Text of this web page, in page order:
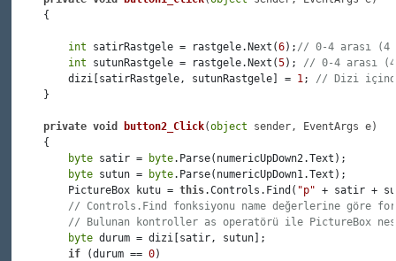
     {
int satirRastgele = rastgele.Next(6); // 0-4 arası (4
int sutunRastgele = rastgele.Next(5); // 0-4 arası
         dizi[satirRastgele, sutunRastgele] =
1 ; // Dizi
     }
private void button2_Click(object sender, EventArgs e)
     {
byte satir = byte.Parse(numericUpDown2.Text);
byte sutun = byte.Parse(numericUpDown1.Text);
         PictureBox kutu =
this.Controls.Find( "p" + satir +
// Controls.Find fonksiyonu name değerlerine göre
// Bulunan kontroller as operatörü ile PictureBox
byte durum = dizi[satir, sutun];
if (durum == 0)